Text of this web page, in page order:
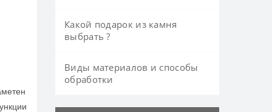
Какой подарок из камня
выбрать ?
Виды материалов и способы
обработки